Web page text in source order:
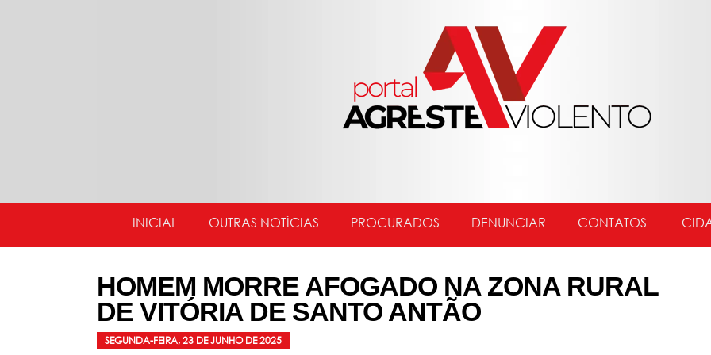
INICIAL OUTRAS NOTÍCIAS PROCURADOS DENUNCIAR CONTATOS
HOMEM MORRE AFOGADO NA ZONA RURAL
DE VITÓRIA DE SANTO ANTÃO
SEGUNDA-FEIRA, 23 DE JUNHO DE 2025